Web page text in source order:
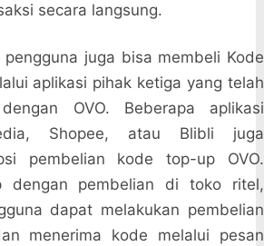
secara langsung.
juga bisa membeli Kode
aplikasi pihak ketiga yang telah
OVO. Beberapa aplikasi
Shopee, atau Blibli juga
pembelian kode top-up OVO.
dengan pembelian di toko ritel,
dapat melakukan pembelian
menerima kode melalui pesan